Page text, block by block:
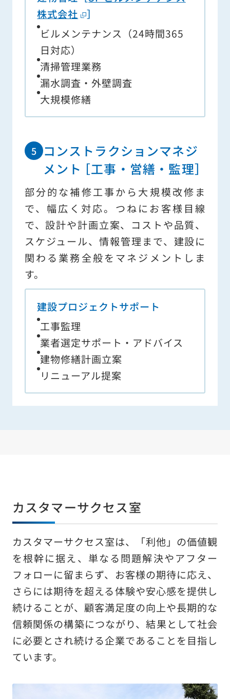
株式会社
］
ビルメンテナンス（24時間365
日対応）
清掃管理業務
漏水調査・外壁調査
大規模修繕
コンストラクションマネジ
メント［工事・営繕・監理］
部分的な補修工事から大規模改修ま
で、幅広く対応。つねにお客様目線
で、設計や計画立案、コストや品質、
スケジュール、情報管理まで、建設に
関わる業務全般をマネジメントしま
す。
建設プロジェクトサポート
工事監理
業者選定サポート・アドバイス
建物修繕計画立案
リニューアル提案
カスタマーサクセス室
カスタマーサクセス室は、「利他」の価値観
を根幹に据え、単なる問題解決やアフター
フォローに留まらず、お客様の期待に応え、
さらには期待を超える体験や安心感を提供し
続けることが、顧客満足度の向上や長期的な
信頼関係の構築につながり、結果として社会
に必要とされ続ける企業であることを目指し
ています。